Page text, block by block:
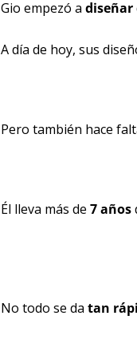
Gio empezó a diseñar
A día de hoy, sus
Pero también hace
Él lleva más de 7 años
No todo se da tan